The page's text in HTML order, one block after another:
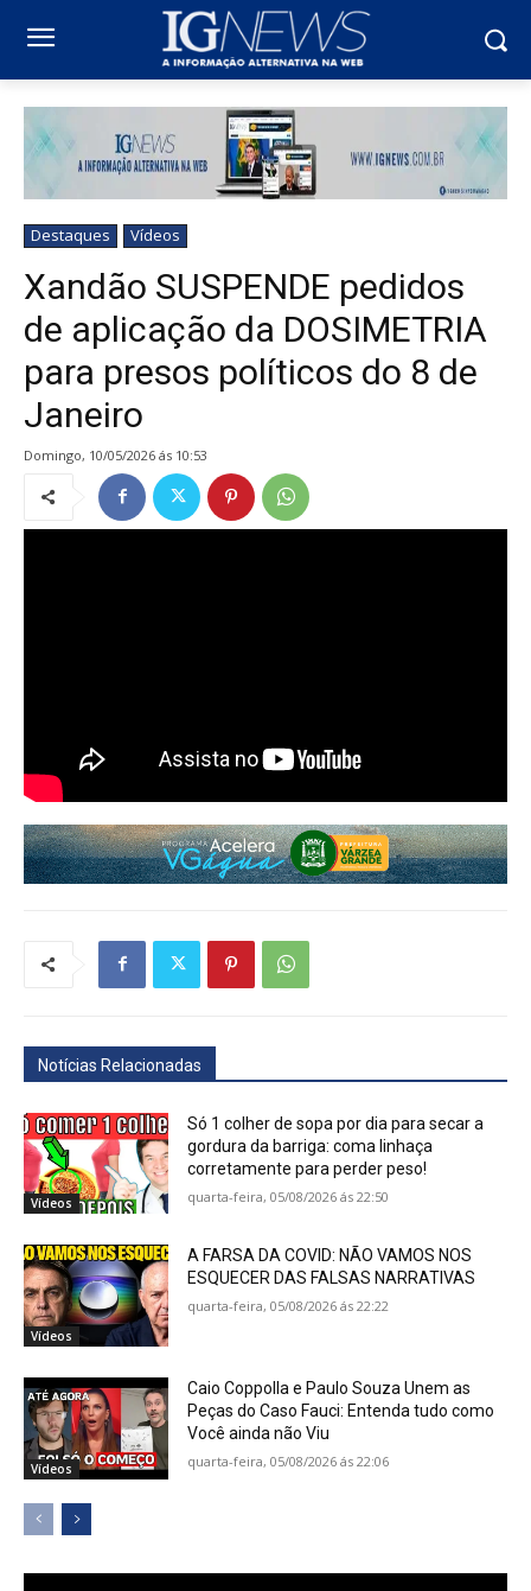
Destaques Vídeos
Xandão SUSPENDE pedidos
de aplicação da DOSIMETRIA
para presos políticos do 8 de
Janeiro
domingo, 10/05/2026 ás 10:53
Notícias Relacionadas
Vídeos
Só 1 colher de sopa por dia para secar a
gordura da barriga: coma linhaça
corretamente para perder peso!
quarta-feira, 05/08/2026 ás 22:50
Vídeos
A FARSA DA COVID: NÃO VAMOS NOS
ESQUECER DAS FALSAS NARRATIVAS
quarta-feira, 05/08/2026 ás 22:22
Vídeos
Caio Coppolla e Paulo Souza Unem as
Peças do Caso Fauci: Entenda tudo como
Você ainda não Viu
quarta-feira, 05/08/2026 ás 22:06